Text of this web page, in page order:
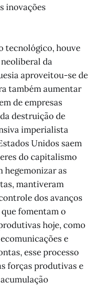
inovações
tecnológico, houve
da
aproveitou-se de
também aumentar
de empresas
destruição de
imperialista
Unidos saem
do capitalismo
hegemonizar as
mantiveram
dos avanços
fomentam o
hoje, como
e
esse processo
forças produtivas e